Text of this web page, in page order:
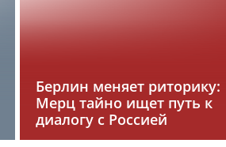
Берлин меняет риторику:
Мерц тайно ищет путь к
диалогу с Россией